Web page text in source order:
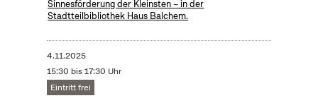
Sinnesförderung der Kleinsten – in der
Stadtteilbibliothek Haus Balchem.
4.11.2025
15:30 bis 17:30 Uhr
Eintritt frei